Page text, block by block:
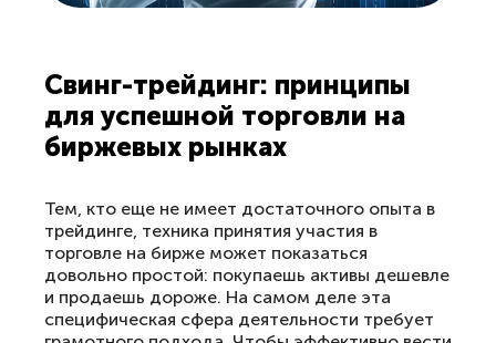
Свинг-трейдинг: принципы
для успешной торговли на
биржевых рынках
Тем, кто еще не имеет достаточного опыта в
трейдинге, техника принятия участия в
торговле на бирже может показаться
довольно простой: покупаешь активы дешевле
и продаешь дороже. На самом деле эта
специфическая сфера деятельности требует